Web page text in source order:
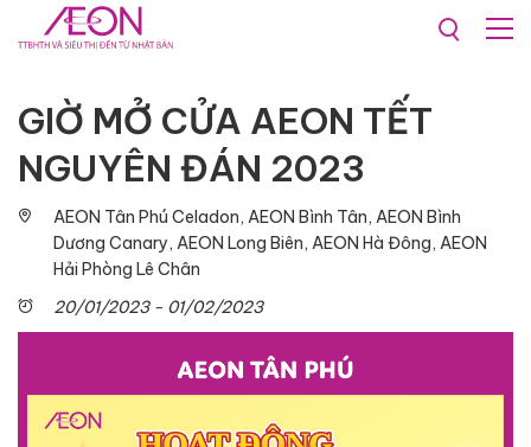
Khuyến mãi & Sự kiện
GIỜ MỞ CỬA AEON TẾT
NGUYÊN ĐÁN 2023
AEON Tân Phú Celadon, AEON Bình Tân, AEON Bình
Dương Canary, AEON Long Biên, AEON Hà Đông, AEON
Hải Phòng Lê Chân
20/01/2023 - 01/02/2023